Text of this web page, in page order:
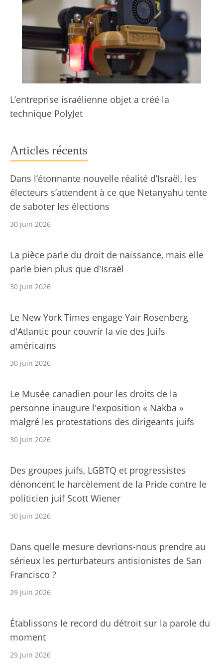
L’entreprise israélienne objet a créé la
technique PolyJet
Articles récents
Dans l’étonnante nouvelle réalité d’Israël, les
électeurs s’attendent à ce que Netanyahu tente
de saboter les élections
30 juin 2026
La pièce parle du droit de naissance, mais elle
parle bien plus que d'Israël
30 juin 2026
Le New York Times engage Yair Rosenberg
d'Atlantic pour couvrir la vie des Juifs
américains
30 juin 2026
Le Musée canadien pour les droits de la
personne inaugure l'exposition « Nakba »
malgré les protestations des dirigeants juifs
30 juin 2026
Des groupes juifs, LGBTQ et progressistes
dénoncent le harcèlement de la Pride contre le
politicien juif Scott Wiener
30 juin 2026
Dans quelle mesure devrions-nous prendre au
sérieux les perturbateurs antisionistes de San
Francisco ?
29 juin 2026
Établissons le record du détroit sur la parole du
moment
29 juin 2026